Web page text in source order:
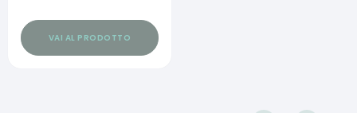
VAI AL PRODOTTO